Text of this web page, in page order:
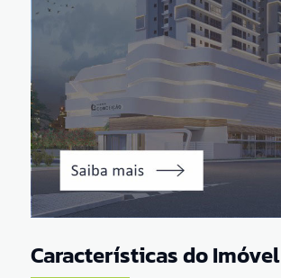
Características do Imóvel